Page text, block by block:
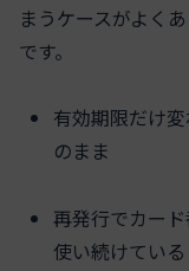
まうケースがよく
です。
有効期限だけ
のまま
再発行でカー
使い続けている